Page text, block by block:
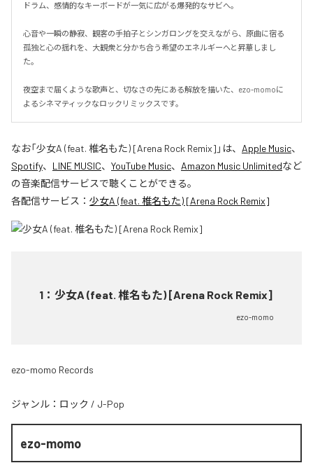
ドラム、感情的なキーボードが一気に広がる爆発的なサビへ。
心音や一瞬の静寂、観客の手拍子とシンガロングを交えながら、原曲に宿る
孤独と心の揺れを、大観衆と分かち合う希望のエネルギーへと昇華しまし
た。
夜空まで届くような歌声と、切なさの先にある解放を描いた、ezo-momoに
よるシネマティックなロックリミックスです。
なお「少女A (feat. 椎名もた) [Arena Rock Remix] 」は、 Apple Music、
Spotify、 LINE MUSIC、 YouTube Music、 Amazon Music Unlimitedなど
の音楽配信サービスで聴くことができる。
各配信サービス： 少女A (feat. 椎名もた) [Arena Rock Remix]
1 ： 少女A (feat. 椎名もた) [Arena Rock Remix]
ezo-momo
ezo-momo Records
ジャンル： ロック / J-Pop
ezo-momo